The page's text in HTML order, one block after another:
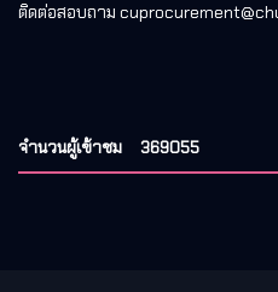
ติดต่อสอบถาม
จำนวนผู้เข้าชม 369055